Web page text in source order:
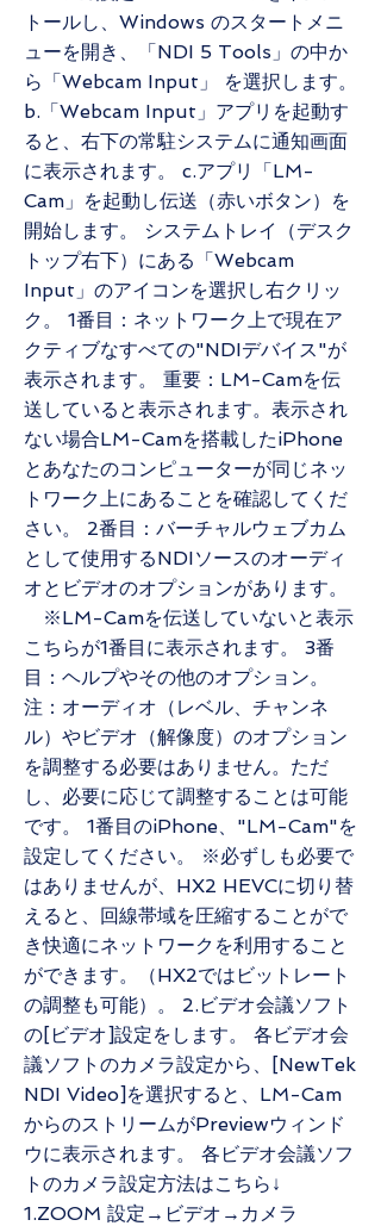
トールし、Windows のスタートメニ
ューを開き、「NDI 5 Tools」の中か
ら「Webcam Input」 を選択します。
b.「Webcam Input」アプリを起動す
ると、右下の常駐システムに通知画面
に表示されます。 c.アプリ「LM-
Cam」を起動し伝送（赤いボタン）を
開始します。 システムトレイ（デスク
トップ右下）にある「Webcam
Input」のアイコンを選択し右クリッ
ク。 1番目：ネットワーク上で現在ア
クティブなすべての"NDIデバイス"が
表示されます。 重要：LM-Camを伝
送していると表示されます。表示され
ない場合LM-Camを搭載したiPhone
とあなたのコンピューターが同じネッ
トワーク上にあることを確認してくだ
さい。 2番目：バーチャルウェブカム
として使用するNDIソースのオーディ
オとビデオのオプションがあります。
※LM-Camを伝送していないと表示
こちらが1番目に表示されます。 3番
目：ヘルプやその他のオプション。
注：オーディオ（レベル、チャンネ
ル）やビデオ（解像度）のオプション
を調整する必要はありません。ただ
し、必要に応じて調整することは可能
です。 1番目のiPhone、"LM-Cam"を
設定してください。 ※必ずしも必要で
はありませんが、HX2 HEVCに切り替
えると、回線帯域を圧縮することがで
き快適にネットワークを利用すること
ができます。（HX2ではビットレート
の調整も可能）。 2.ビデオ会議ソフト
の[ビデオ]設定をします。 各ビデオ会
議ソフトのカメラ設定から、[NewTek
NDI Video]を選択すると、LM-Cam
からのストリームがPreviewウィンド
ウに表示されます。 各ビデオ会議ソフ
トのカメラ設定方法はこちら↓
1.ZOOM 設定→ビデオ→カメラ